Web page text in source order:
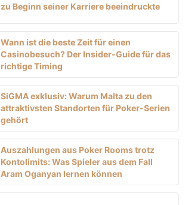
zu Beginn seiner Karriere beeindruckte
Wann ist die beste Zeit für einen
Casinobesuch? Der Insider-Guide für das
richtige Timing
SiGMA exklusiv: Warum Malta zu den
attraktivsten Standorten für Poker-Serien
gehört
Auszahlungen aus Poker Rooms trotz
Kontolimits: Was Spieler aus dem Fall
Aram Oganyan lernen können